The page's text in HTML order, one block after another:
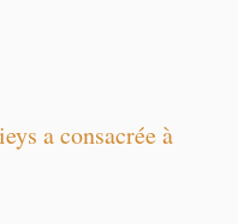
a consacrée à